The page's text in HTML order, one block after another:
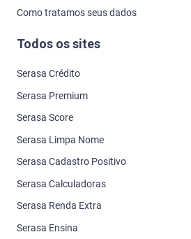
Como tratamos seus dados
Todos os sites
Serasa Crédito
Serasa Premium
Serasa Score
Serasa Limpa Nome
Serasa Cadastro Positivo
Serasa Calculadoras
Serasa Renda Extra
Serasa Ensina